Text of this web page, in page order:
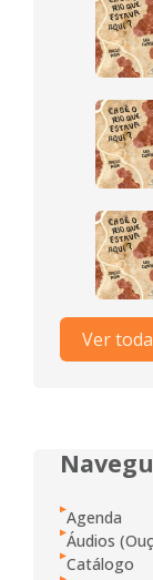
Ver
Agenda
Áudios
Catálogo